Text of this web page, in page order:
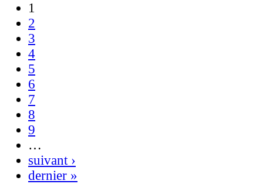
1
2
3
4
5
6
7
8
9
…
suivant ›
dernier »